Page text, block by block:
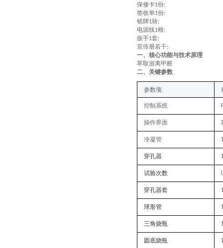
保修卡1份;
签收单1份;
铭牌1块;
电源线1根;
扳手1套;
宣传册若干;
一、核心功能与技术原理
萃取游离甲醛
二、关键参数
参数项
控制系统
操作界面
冷凝管
穿孔器
试验次数
穿孔器套
球形管
三角烧瓶
圆底烧瓶